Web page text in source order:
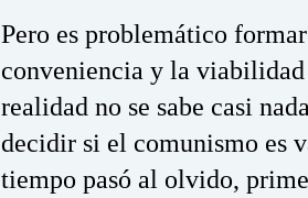
Pero es problemático
conveniencia y la
realidad no se sabe casi
decidir si el comunismo es
tiempo pasó al olvido,